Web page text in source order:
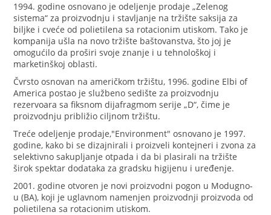
1994. godine osnovano je odeljenje prodaje „Zelenog
sistema“ za proizvodnju i stavljanje na tržište saksija za
biljke i cveće od polietilena sa rotacionim utiskom. Tako je
kompanija ušla na novo tržište baštovanstva, što joj je
omogućilo da proširi svoje znanje i u tehnološkoj i
marketinškoj oblasti.
Čvrsto osnovan na američkom tržištu, 1996. godine Elbi of
America postao je službeno sedište za proizvodnju
rezervoara sa fiksnom dijafragmom serije „D“, čime je
proizvodnju približio ciljnom tržištu.
Treće odeljenje prodaje,"Environment" osnovano je 1997.
godine, kako bi se dizajnirali i proizveli kontejneri i zvona za
selektivno sakupljanje otpada i da bi plasirali na tržište
širok spektar dodataka za gradsku higijenu i uređenje.
2001. godine otvoren je novi proizvodni pogon u Modugno-
u (BA), koji je uglavnom namenjen proizvodnji proizvoda od
polietilena sa rotacionim utiskom.